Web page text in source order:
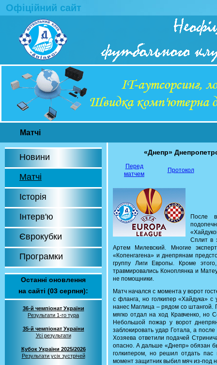
Офіційний сайт
Матчі
Новини
Матчі
Історія
Інтерв'ю
Єврокубки
Програмки
Останні оновлення
на сайті (03 серпня):
36-й чемпіонат України
Результати 1-го тура
35-й чемпіонат України
Усі результати
Кубок України 2025/2026
Результати усіх зустрічей
«Днепр»
Перед
матчем
Протокол
После
Сплит в
Артем Милевский. Многие
«Копенгагена» и днепрянам
группу Лиги Европы. Кроме
травмировались Коноплянка и
не помощники.
Матч начался с момента у ворот
с фланга, но голкипер «Хайдука»
нанес Маглица – рядом со штангой.
мягко отдал на ход Кравченко, но
Небольшой пожар у ворот
заблокировать удар Готала, а
Хозяева ответили подачей
опасно. А дальше «Днепр» обязан
голкипером, но решил отдать пас
момент защитник выбил мяч из-под